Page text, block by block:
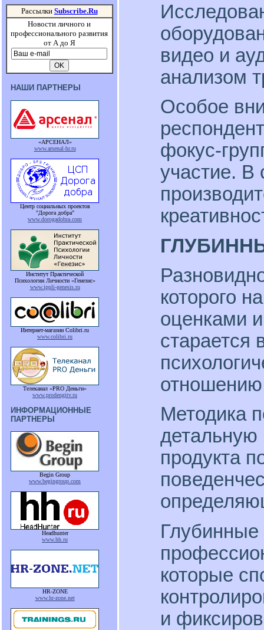
Рассылки Subscribe.Ru
Новости личного и
профессионального развития
от А до Я
НАШИ ПАРТНЕРЫ
«АРСЕНАЛ»
www.arsenal-hr.ru
Центр социальных проектов
"Дорога добра"
www.dorogadobra.com
Институт Практической
Психологии Личности «Генезис»
www.ippli-genesis.ru
Интернет-магазин Colibri.ru
www.colibri.ru
Телеканал «PRO Деньги»
www.prodengitv.ru
ИНФОРМАЦИОННЫЕ
ПАРТНЕРЫ
Begin Group
www.begingroup.com
Headhunter
www.hh.ru
HR-ZONE
www.hr-zone.net
видео и
анализом
Особое
фокус-
участие. В
которого
оценками
старается
отношению
Методика
продукта
Глубинные
которые
и